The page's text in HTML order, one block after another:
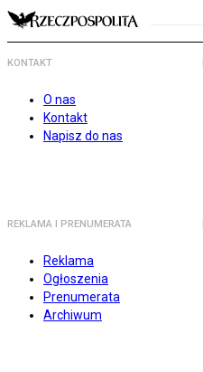
KONTAKT
O nas
Kontakt
Napisz do nas
REKLAMA I PRENUMERATA
Reklama
Ogłoszenia
Prenumerata
Archiwum